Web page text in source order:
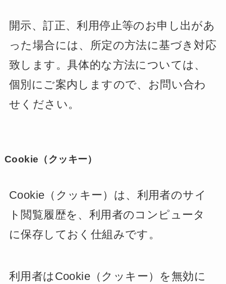
開示、訂正、利用停止等のお申し出があ
った場合には、所定の方法に基づき対応
致します。具体的な方法については、
個別にご案内しますので、お問い合わ
せください。
Cookie（クッキー）
Cookie（クッキー）は、利用者のサイ
ト閲覧履歴を、利用者のコンピュータ
に保存しておく仕組みです。
利用者はCookie（クッキー）を無効に